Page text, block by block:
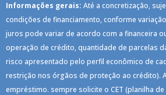
Informações gerais: Até a concretização,
condições de financiamento, conforme
juros pode variar de acordo com a financeira
operação de crédito, quantidade de parcelas
risco apresentado pelo perfil econômico de
restrição nos órgãos de proteção ao crédito).
empréstimo. sempre solicite o CET (planilha